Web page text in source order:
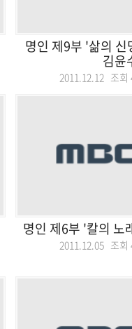
명인 제9부 '삶의 신
김윤
2011.12.12 조회
명인 제6부 '칼의 노
2011.12.05 조회